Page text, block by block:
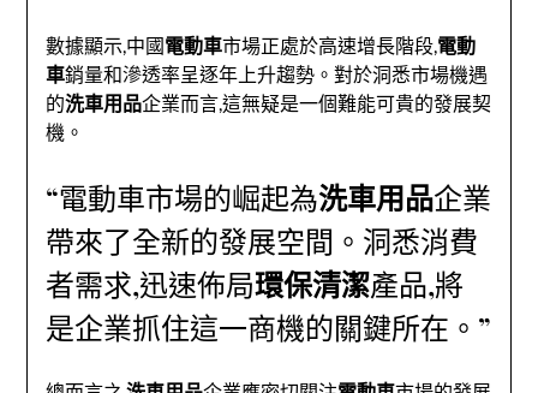
數據顯示,中國電動車市場正處於高速增長階段,電動
車銷量和滲透率呈逐年上升趨勢。對於洞悉市場機遇
的洗車用品企業而言,這無疑是一個難能可貴的發展契
機。
“電動車市場的崛起為洗車用品企業
帶來了全新的發展空間。洞悉消費
者需求,迅速佈局環保清潔產品,將
是企業抓住這一商機的關鍵所在。”